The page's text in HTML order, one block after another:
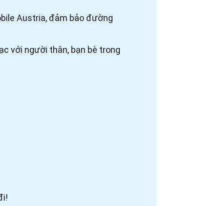
Austria, đảm bảo đường
với người thân, bạn bè trong